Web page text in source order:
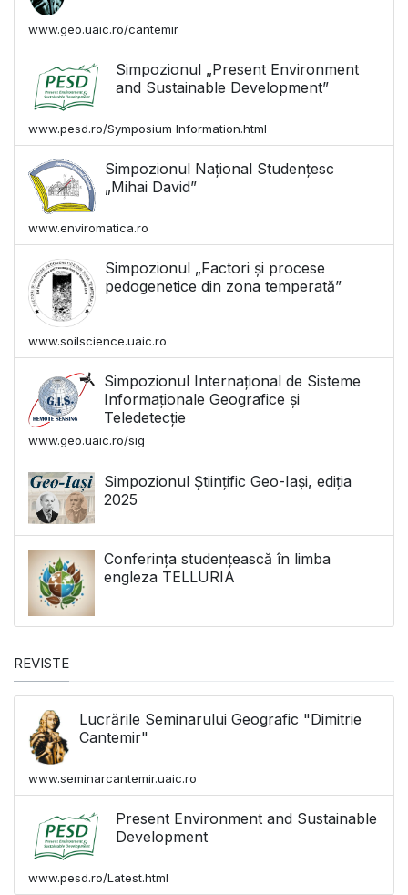
www.geo.uaic.ro/cantemir
Simpozionul „Present Environment
and Sustainable Development”
www.pesd.ro/Symposium Information.html
Simpozionul Național Studențesc
„Mihai David”
www.enviromatica.ro
Simpozionul „Factori și procese
pedogenetice din zona temperată”
www.soilscience.uaic.ro
Simpozionul Internațional de Sisteme
Informaționale Geografice și
Teledetecție
www.geo.uaic.ro/sig
Simpozionul Științific Geo-Iași, ediția
2025
Conferința studențească în limba
engleza TELLURIA
REVISTE
Lucrările Seminarului Geografic "Dimitrie
Cantemir"
www.seminarcantemir.uaic.ro
Present Environment and Sustainable
Development
www.pesd.ro/Latest.html